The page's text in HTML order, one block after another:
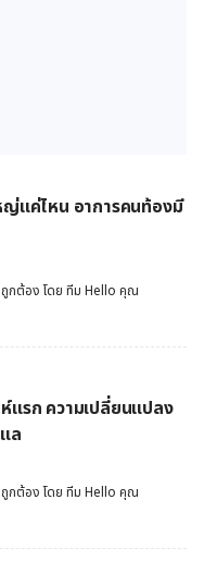
แค่ไหน อาการคนท้องมี
กต้อง โดย ทีม Hello คุณ
แรก ความเปลี่ยนแปลง
ล
กต้อง โดย ทีม Hello คุณ